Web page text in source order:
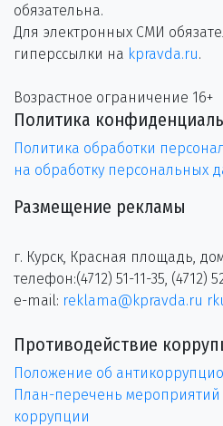
обязательна.
Для электронных СМИ
гиперссылки на kpravda.ru.
Возрастное ограничение 16+
Политика
Политика обработки
на обработку персональных
Размещение рекламы
г. Курск, Красная площадь,
телефон:(4712) 51-11-35, (4712)
e-mail: reklama@kpravda.ru
Противодействие
Положение об
План-перечень
коррупции